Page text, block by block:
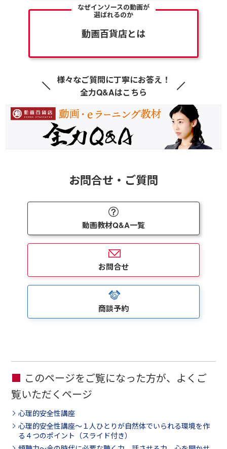
なぜインソースの動画が
選ばれるのか
動画百貨店とは
様々なご質問に丁寧にお答え！
全力Q&Aはこちら
お問合せ・ご質問
動画教材Q&A一覧
お問合せ
商談予約
このページをご覧になった方が、よくご
覧いただくページ
心理的安全性講座
心理的安全性講座～１人ひとりが自然体でいられる環境を作
る４つのポイント（スライド付き）